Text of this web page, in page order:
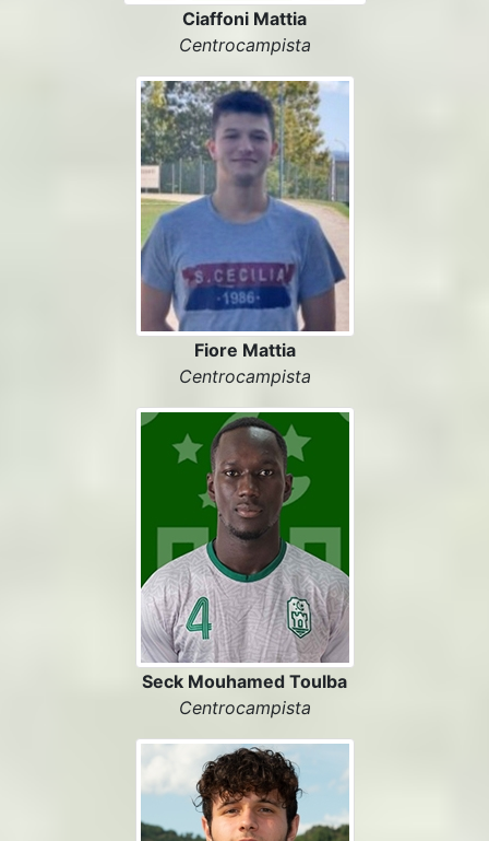
Ciaffoni Mattia
Centrocampista
Fiore Mattia
Centrocampista
Seck Mouhamed Toulba
Centrocampista